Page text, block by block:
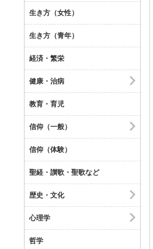
生き方（女性）
生き方（青年）
経済・繁栄
健康・治病
教育・育児
信仰（一般）
信仰（体験）
聖経・讃歌・聖歌など
歴史・文化
心理学
哲学